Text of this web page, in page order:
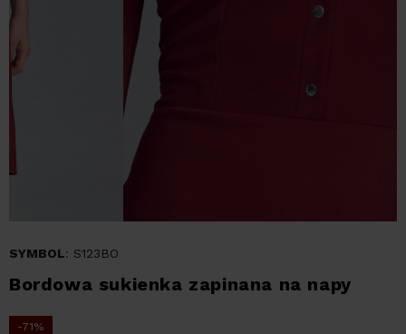
SYMBOL: S123BO
Bordowa sukienka zapinana na napy
-71%